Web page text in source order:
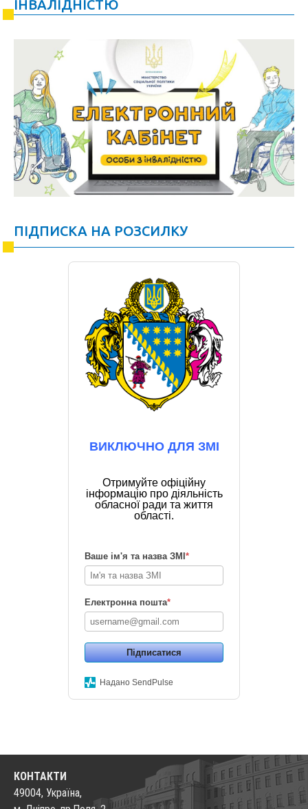
ІНВАЛІДНІСТЮ
ПІДПИСКА НА РОЗСИЛКУ
ВИКЛЮЧНО ДЛЯ ЗМІ
Отримуйте офіційну
інформацію про діяльність
обласної ради та життя
області.
Ваше ім'я та назва ЗМІ *
Електронна пошта*
Підписатися
Надано SendPulse
КОНТАКТИ
49004, Україна,